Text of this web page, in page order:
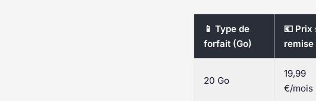
📱 Type de
forfait (Go)
💶 Prix
remise
20 Go
19,99
€/mois